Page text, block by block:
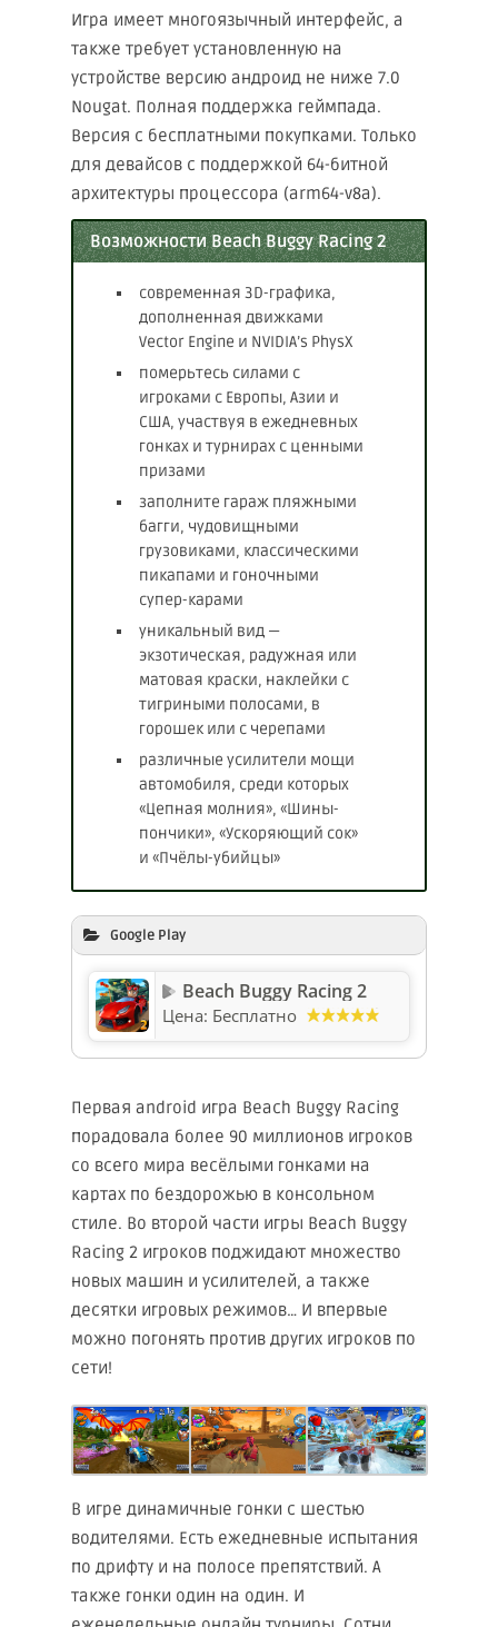
Игра имеет многоязычный интерфейс, а
также требует установленную на
устройстве версию андроид не ниже 7.0
Nougat. Полная поддержка геймпада.
Версия с бесплатными покупками. Только
для девайсов с поддержкой 64-битной
архитектуры процессора (arm64-v8a).
Возможности Beach Buggy Racing 2
современная 3D-графика,
дополненная движками
Vector Engine и NVIDIA’s PhysX
померьтесь силами с
игроками с Европы, Азии и
США, участвуя в ежедневных
гонках и турнирах с ценными
призами
заполните гараж пляжными
багги, чудовищными
грузовиками, классическими
пикапами и гоночными
супер-карами
уникальный вид —
экзотическая, радужная или
матовая краски, наклейки с
тигриными полосами, в
горошек или с черепами
различные усилители мощи
автомобиля, среди которых
«Цепная молния», «Шины-
пончики», «Ускоряющий сок»
и «Пчёлы-убийцы»
Google Play
Beach Buggy Racing 2
Цена: Бесплатно
Первая android игра Beach Buggy Racing
порадовала более 90 миллионов игроков
со всего мира весёлыми гонками на
картах по бездорожью в консольном
стиле. Во второй части игры Beach Buggy
Racing 2 игроков поджидают множество
новых машин и усилителей, а также
десятки игровых режимов… И впервые
можно погонять против других игроков по
сети!
В игре динамичные гонки с шестью
водителями. Есть ежедневные испытания
по дрифту и на полосе препятствий. А
также гонки один на один. И